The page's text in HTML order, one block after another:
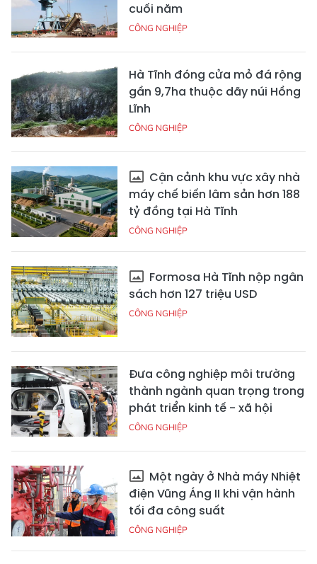
cuối năm
CÔNG NGHIỆP
Hà Tĩnh đóng cửa mỏ đá rộng
gần 9,7ha thuộc dãy núi Hồng
Lĩnh
CÔNG NGHIỆP
Cận cảnh khu vực xây nhà
máy chế biến lâm sản hơn 188
tỷ đồng tại Hà Tĩnh
CÔNG NGHIỆP
Formosa Hà Tĩnh nộp ngân
sách hơn 127 triệu USD
CÔNG NGHIỆP
Đưa công nghiệp môi trường
thành ngành quan trọng trong
phát triển kinh tế - xã hội
CÔNG NGHIỆP
Một ngày ở Nhà máy Nhiệt
điện Vũng Áng II khi vận hành
tối đa công suất
CÔNG NGHIỆP